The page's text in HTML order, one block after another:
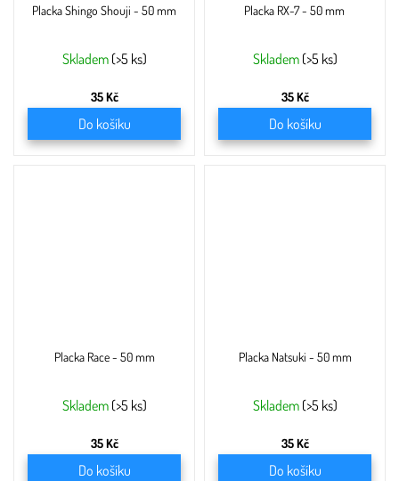
Placka Shingo Shouji - 50 mm
Skladem (>5 ks)
35 Kč
Do košíku
Placka RX-7 - 50 mm
Skladem (>5 ks)
35 Kč
Do košíku
Placka Race - 50 mm
Skladem (>5 ks)
35 Kč
Do košíku
Placka Natsuki - 50 mm
Skladem (>5 ks)
35 Kč
Do košíku